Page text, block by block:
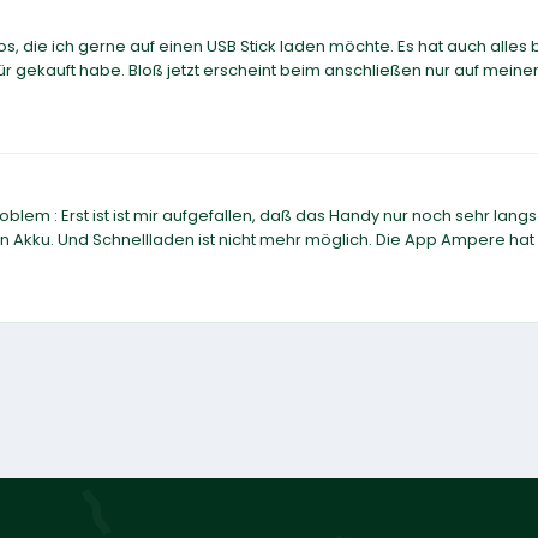
die ich gerne auf einen USB Stick laden möchte. Es hat auch alles
gekauft habe. Bloß jetzt erscheint beim anschließen nur auf
: Erst ist ist mir aufgefallen, daß das Handy nur noch sehr
Und Schnellladen ist nicht mehr möglich. Die App Ampere